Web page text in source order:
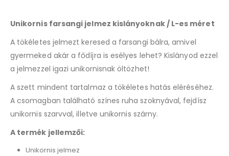
Unikornis farsangi jelmez kislányoknak / L-es méret
A tökéletes jelmezt keresed a farsangi bálra, amivel
gyermeked akár a fődíjra is esélyes lehet? Kislányod ezzel
a jelmezzel igazi unikornisnak öltözhet!
A szett mindent tartalmaz a tökéletes hatás eléréséhez.
A csomagban található színes ruha szoknyával, fejdísz
unikornis szarvval, illetve unikornis szárny.
A termék jellemzői:
Unikornis jelmez